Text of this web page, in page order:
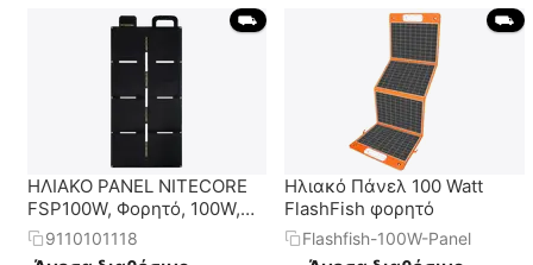
⛟
ΗΛΙΑΚΟ PANEL NITECORE
FSP100W, Φορητό, 100W,
Αδιάβροχο
9110101118
⛟
Ηλιακό Πάνελ 100 Watt
FlashFish φορητό
Flashfish-100W-Panel